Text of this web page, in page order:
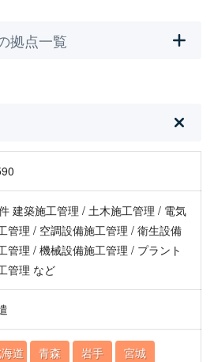
拠点一覧
建築施工管理 / 土木施工管理 / 電気
管理 / 空調設備施工管理 / 衛生設備
管理 / 機械設備施工管理 / プラント
管理 など
道 青森 岩手
宮城